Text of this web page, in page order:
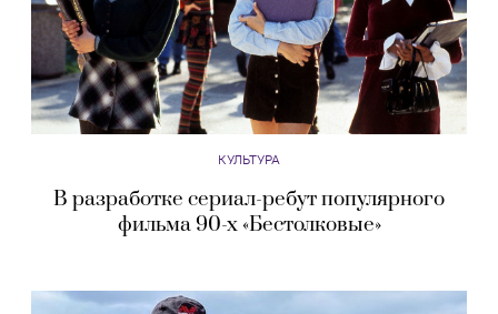
КУЛЬТУРА
В разработке сериал-ребут популярного
фильма 90-х «Бестолковые»